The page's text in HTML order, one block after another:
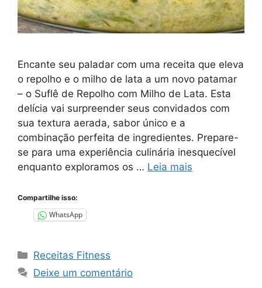
Encante seu paladar com uma receita que eleva
o repolho e o milho de lata a um novo patamar
– o Suflê de Repolho com Milho de Lata. Esta
delícia vai surpreender seus convidados com
sua textura aerada, sabor único e a
combinação perfeita de ingredientes. Prepare-
se para uma experiência culinária inesquecível
enquanto exploramos os … Leia mais
Compartilhe isso:
WhatsApp
Categorias
Receitas Fitness
Deixe um comentário